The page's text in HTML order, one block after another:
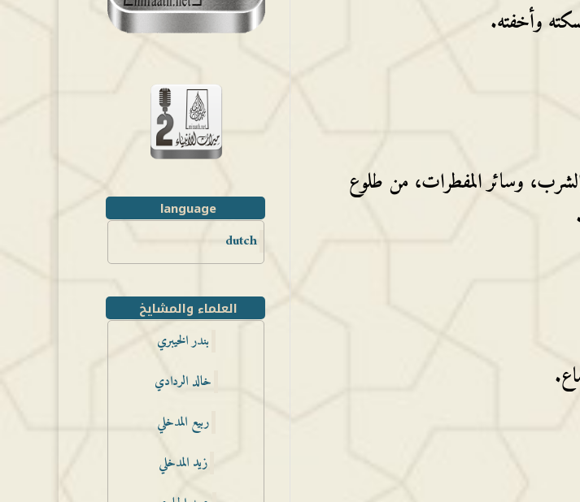
وأخفته.
وسائر المفطرات، من طلوع
language
dutch
العلماء والمشايخ
بندر الخيبري
خالد الردادي
ربيع المدخلي
زيد المدخلي